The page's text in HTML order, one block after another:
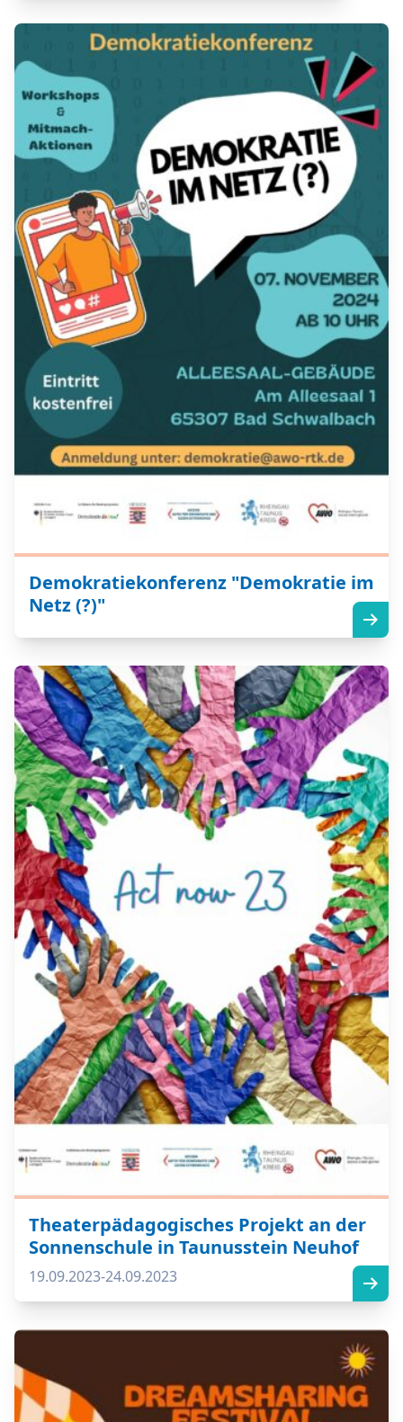
Demokratiekonferenz "Demokratie im
Netz (?)"
Theaterpädagogisches Projekt an der
Sonnenschule in Taunusstein Neuhof
19.09.2023-24.09.2023